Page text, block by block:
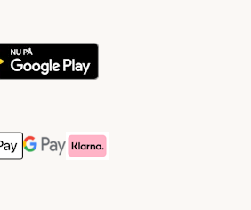
MethodMethod
Pay Payment Method
Google Pay Payment Method
Klarna Payment Method